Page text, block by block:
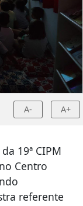
A- A+
19ª CIPM
Centro
referente